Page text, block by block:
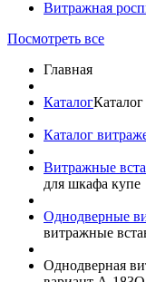
Витражная
Посмотреть все
Главная
КаталогКаталог
Каталог
Витражные
для шкафа купе
Однодверные
витражные
Однодверная